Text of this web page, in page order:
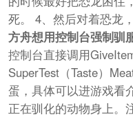
死。 4、然后对着恐龙
方舟想用控制台强制驯
控制台直接调用
SuperTest（Taste）
蛋，具体可以进游戏看
正在驯化的动物身上。